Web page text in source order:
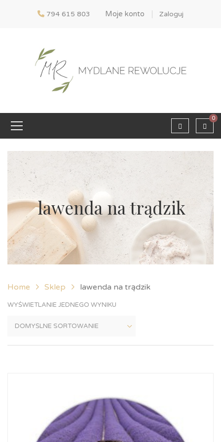
794 615 803 Moje konto Zaloguj
0
lawenda na trądzik
Home Sklep lawenda na trądzik
WYŚWIETLANIE JEDNEGO WYNIKU